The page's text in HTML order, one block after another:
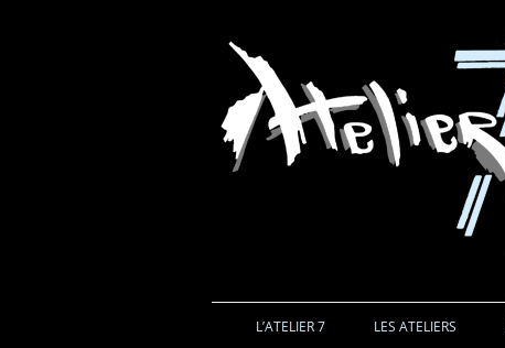
L’ATELIER 7 LES ATELIERS